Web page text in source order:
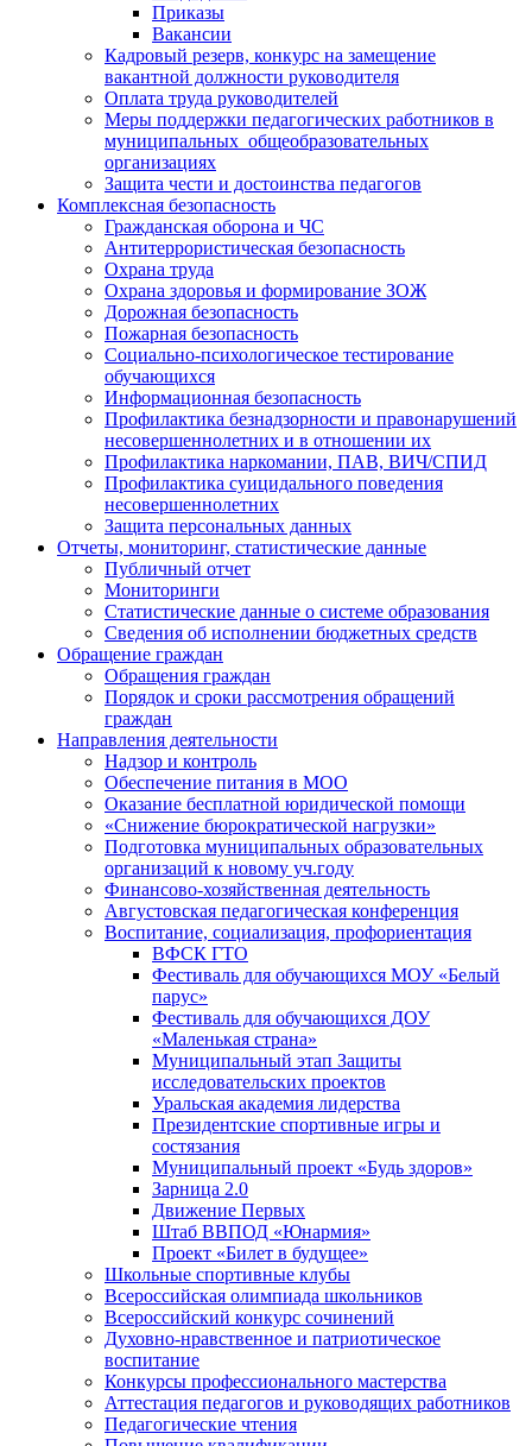
Приказы
Вакансии
Кадровый резерв, конкурс на замещение
вакантной должности руководителя
Оплата труда руководителей
Меры поддержки педагогических работников в
муниципальных общеобразовательных
организациях
Защита чести и достоинства педагогов
Комплексная безопасность
Гражданская оборона и ЧС
Антитеррористическая безопасность
Охрана труда
Охрана здоровья и формирование ЗОЖ
Дорожная безопасность
Пожарная безопасность
Социально-психологическое тестирование
обучающихся
Информационная безопасность
Профилактика безнадзорности и правонарушений
несовершеннолетних и в отношении их
Профилактика наркомании, ПАВ, ВИЧ/СПИД
Профилактика суицидального поведения
несовершеннолетних
Защита персональных данных
Отчеты, мониторинг, статистические данные
Публичный отчет
Мониторинги
Статистические данные о системе образования
Сведения об исполнении бюджетных средств
Обращение граждан
Обращения граждан
Порядок и сроки рассмотрения обращений
граждан
Направления деятельности
Надзор и контроль
Обеспечение питания в МОО
Оказание бесплатной юридической помощи
«Снижение бюрократической нагрузки»
Подготовка муниципальных образовательных
организаций к новому уч.году
Финансово-хозяйственная деятельность
Августовская педагогическая конференция
Воспитание, социализация, профориентация
ВФСК ГТО
Фестиваль для обучающихся МОУ «Белый
парус»
Фестиваль для обучающихся ДОУ
«Маленькая страна»
Муниципальный этап Защиты
исследовательских проектов
Уральская академия лидерства
Президентские спортивные игры и
состязания
Муниципальный проект «Будь здоров»
Зарница 2.0
Движение Первых
Штаб ВВПОД «Юнармия»
Проект «Билет в будущее»
Школьные спортивные клубы
Всероссийская олимпиада школьников
Всероссийский конкурс сочинений
Духовно-нравственное и патриотическое
воспитание
Конкурсы профессионального мастерства
Аттестация педагогов и руководящих работников
Педагогические чтения